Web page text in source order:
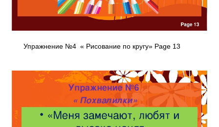
Упражнение №4 « Рисование по кругу» Page 13